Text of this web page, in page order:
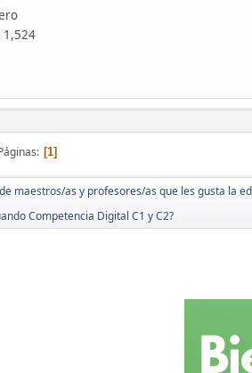
1,524
1
maestros/as y profesores/as que les gusta la
Competencia Digital C1 y C2?